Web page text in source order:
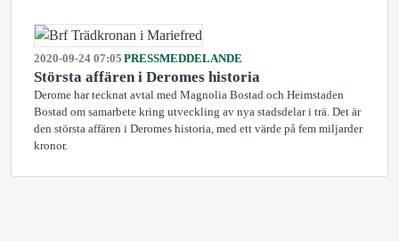
2020-09-24 07:05 PRESSMEDDELANDE
Största affären i Deromes historia
Derome har tecknat avtal med Magnolia Bostad och Heimstaden
Bostad om samarbete kring utveckling av nya stadsdelar i trä. Det är
den största affären i Deromes historia, med ett värde på fem miljarder
kronor.